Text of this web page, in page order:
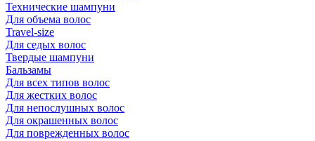
Технические шампуни
Для объема волос
Travel-size
Для седых волос
Твердые шампуни
Бальзамы
Для всех типов волос
Для жестких волос
Для непослушных волос
Для окрашенных волос
Для поврежденных волос